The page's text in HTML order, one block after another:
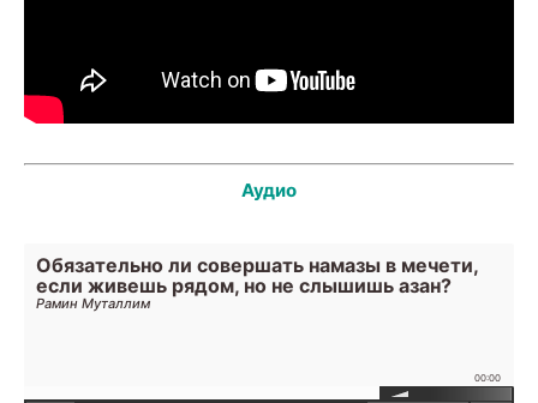
Аудио
Обязательно ли совершать намазы в мечети,
если живешь рядом, но не слышишь азан?
Рамин Муталлим
00:00